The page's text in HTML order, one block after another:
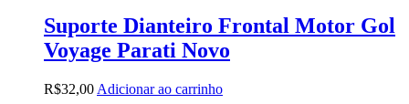
Suporte Dianteiro Frontal Motor Gol
Voyage Parati Novo
R$32,00 Adicionar ao carrinho